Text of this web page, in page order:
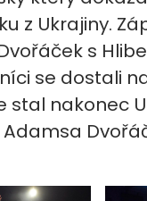
z Ukrajiny.
s
se dostali
stal nakonec